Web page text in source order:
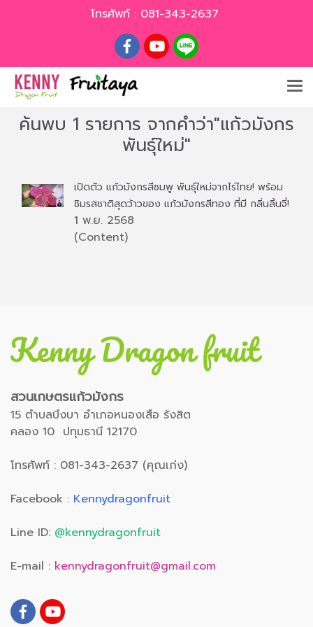
โทรศัพท์ : 081-343-2637
ค้นพบ 1 รายการ จากคำว่า"แก้วมังกร
พันธุ์ใหม่"
เปิดตัว แก้วมังกรสีชมพู พันธุ์ใหม่จากไร่ไทย! พร้อม
ชิมรสชาติสุดว้าวของ แก้วมังกรสีทอง ที่มี กลิ่นลิ้นจี่!
1 พ.ย. 2568
(Content)
สวนเกษตรแก้วมังกร
15 ตำบลบึงบา อำเภอหนองเสือ รังสิต
คลอง 10 ปทุมธานี 12170
โทรศัพท์ : 081-343-2637 (คุณเก่ง)
Facebook : Kennydragonfruit
Line ID: @kennydragonfruit
E-mail : kennydragonfruit@gmail.com